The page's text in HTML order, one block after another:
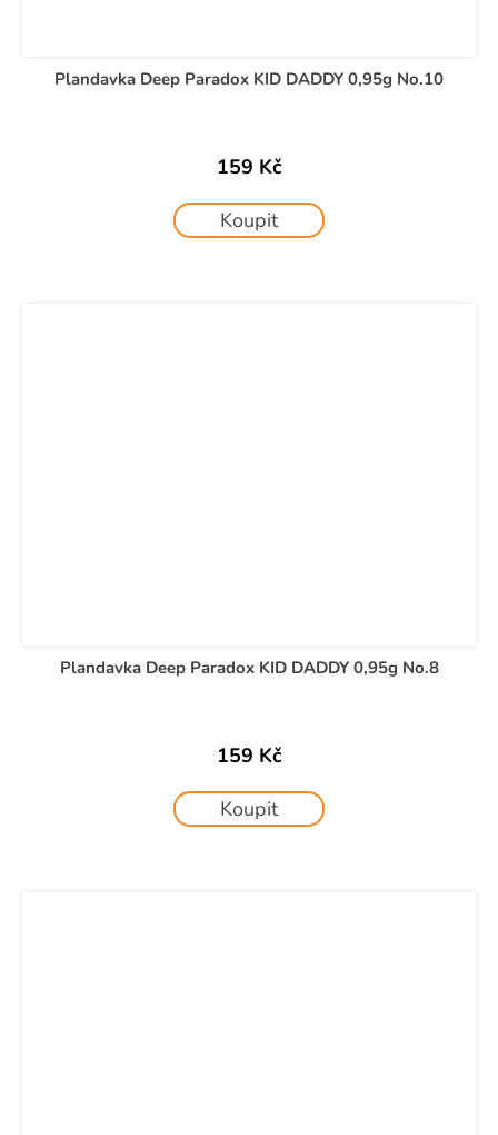
Plandavka Deep Paradox KID DADDY 0,95g No.10
159 Kč
Koupit
Plandavka Deep Paradox KID DADDY 0,95g No.8
159 Kč
Koupit